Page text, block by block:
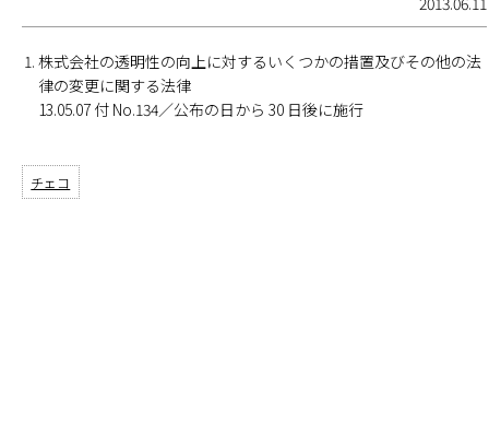
株式会社の透明性の向上に対するいくつかの措置及びその他の法
律の変更に関する法律
13.05.07 付 No.134／公布の日から 30 日後に施行
チェコ